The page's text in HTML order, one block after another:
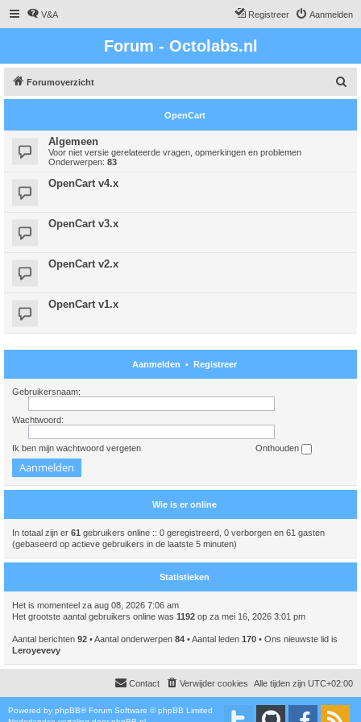
V&A Aanmelden
Registreer
Forum - Octolabs.nl
Forumoverzicht
o
OpenCart
Algemeen
Voor niet versie gerelateerde vragen, opmerkingen en problemen
Onderwerpen: 83
OpenCart v4.x
OpenCart v3.x
OpenCart v2.x
OpenCart v1.x
Aanmelden • Registreer
Gebruikersnaam:
Wachtwoord:
Ik ben mijn wachtwoord vergeten Onthouden
Wie is er online
In totaal zijn er 61 gebruikers online :: 0 geregistreerd, 0 verborgen en 61 gasten
(gebaseerd op actieve gebruikers in de laatste 5 minuten)
Statistieken
Het is momenteel za aug 08, 2026 7:06 am
Het grootste aantal gebruikers online was 1192 op za mei 16, 2026 3:01 pm
Aantal berichten 92 • Aantal onderwerpen 84 • Aantal leden 170 • Ons nieuwste lid is
Leroyevevy
Alle tijden zijn UTC+02:00
Verwijder cookies
Contact
Powered by phpBB® Forum Software © phpBB Limited